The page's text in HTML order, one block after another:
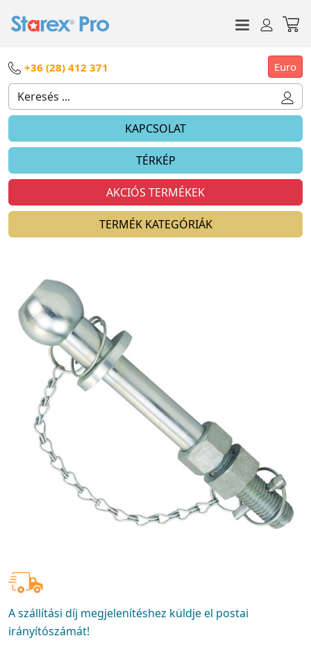
+36 (28) 412 371 Euro
KAPCSOLAT
TÉRKÉP
AKCIÓS TERMÉKEK
TERMÉK KATEGÓRIÁK
A szállítási díj megjelenítéshez küldje el postai
irányítószámát!